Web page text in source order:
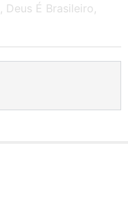
Deus É Brasileiro